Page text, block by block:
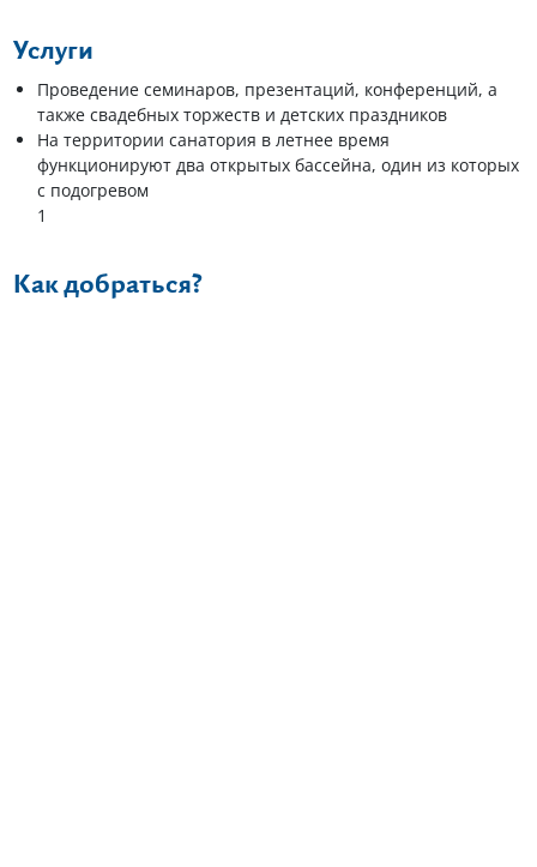
Услуги
Проведение семинаров, презентаций, конференций, а
также свадебных торжеств и детских праздников
На территории санатория в летнее время
функционируют два открытых бассейна, один из которых
с подогревом
1
Как добраться?